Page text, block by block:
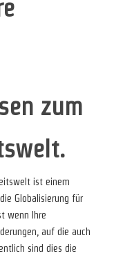
zum
ist einem
Globalisierung für
wenn Ihre
auf die auch
sind dies die